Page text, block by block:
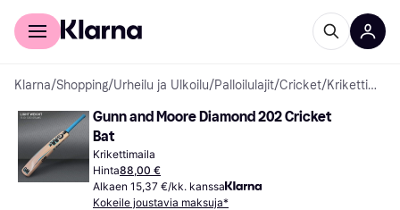
Kuluttajille
Klarna/Shopping/Urheilu ja Ulkoilu/Palloilulajit/Cricket/ Krikettimailat
Gunn and Moore Diamond 202 Cricket
Bat
Krikettimaila
Hinta88,00 €
Alkaen 15,37 €/kk. kanssa
Kokeile joustavia maksuja*